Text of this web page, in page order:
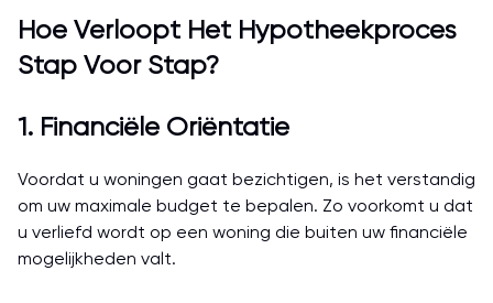
Hoe Verloopt Het Hypotheekproces
Stap Voor Stap?
1. Financiële Oriëntatie
Voordat u woningen gaat bezichtigen, is het verstandig
om uw maximale budget te bepalen. Zo voorkomt u dat
u verliefd wordt op een woning die buiten uw financiële
mogelijkheden valt.